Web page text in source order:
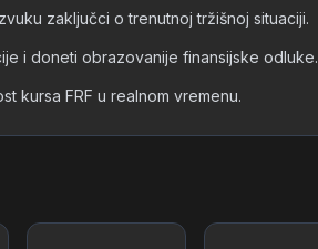
zaključci o trenutnoj tržišnoj situaciji.
i doneti obrazovanije finansijske odluke.
kursa FRF u realnom vremenu.